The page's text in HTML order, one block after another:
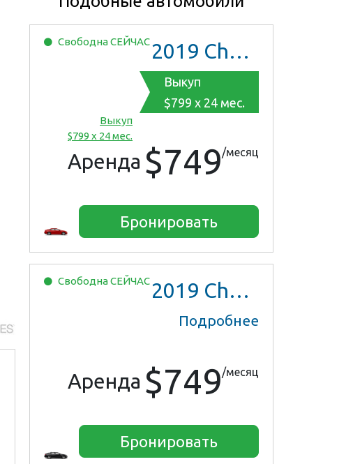
СвободнаСЕЙЧАС2019 Chevrolet Malibu
Выкуп
$799 x 24 мес.
Выкуп
$799 x 24 мес.
Аренда $749/месяц
Бронировать
СвободнаСЕЙЧАС2019 Chevrolet Malibu
Подробнее
Аренда $749/месяц
Бронировать